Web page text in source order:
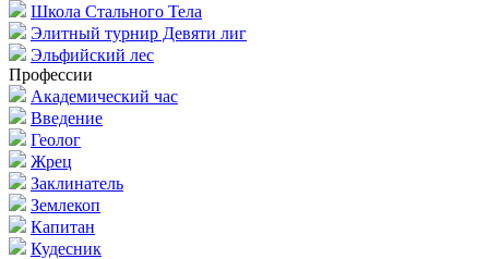
Школа Стального Тела
Элитный турнир Девяти лиг
Эльфийский лес
Профессии
Академический час
Введение
Геолог
Жрец
Заклинатель
Землекоп
Капитан
Кудесник